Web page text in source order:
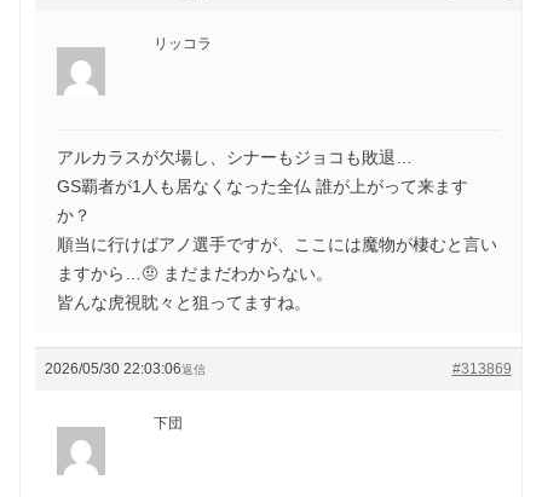
リッコラ
アルカラスが欠場し、シナーもジョコも敗退…
GS覇者が1人も居なくなった全仏 誰が上がって来ます
か？
順当に行けばアノ選手ですが、ここには魔物が棲むと言い
ますから…🤨 まだまだわからない。
皆んな虎視眈々と狙ってますね。
2026/05/30 22:03:06 #313869
返信
下団